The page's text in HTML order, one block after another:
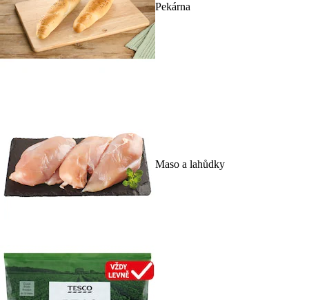
Pekárna
Maso a lahůdky